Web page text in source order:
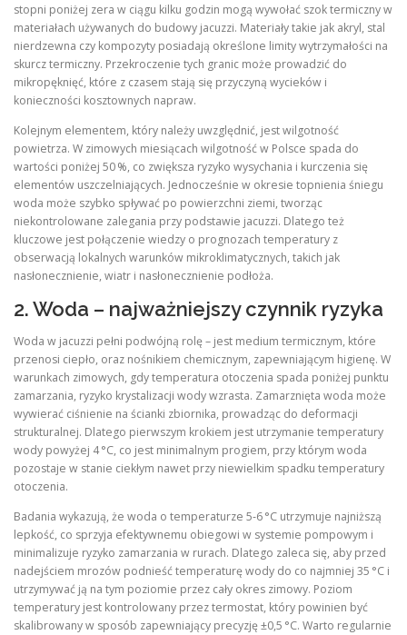
stopni poniżej zera w ciągu kilku godzin mogą wywołać szok termiczny w
materiałach używanych do budowy jacuzzi. Materiały takie jak akryl, stal
nierdzewna czy kompozyty posiadają określone limity wytrzymałości na
skurcz termiczny. Przekroczenie tych granic może prowadzić do
mikropęknięć, które z czasem stają się przyczyną wycieków i
konieczności kosztownych napraw.
Kolejnym elementem, który należy uwzględnić, jest wilgotność
powietrza. W zimowych miesiącach wilgotność w Polsce spada do
wartości poniżej 50 %, co zwiększa ryzyko wysychania i kurczenia się
elementów uszczelniających. Jednocześnie w okresie topnienia śniegu
woda może szybko spływać po powierzchni ziemi, tworząc
niekontrolowane zalegania przy podstawie jacuzzi. Dlatego też
kluczowe jest połączenie wiedzy o prognozach temperatury z
obserwacją lokalnych warunków mikroklimatycznych, takich jak
nasłonecznienie, wiatr i nasłonecznienie podłoża.
2. Woda – najważniejszy czynnik ryzyka
Woda w jacuzzi pełni podwójną rolę – jest medium termicznym, które
przenosi ciepło, oraz nośnikiem chemicznym, zapewniającym higienę. W
warunkach zimowych, gdy temperatura otoczenia spada poniżej punktu
zamarzania, ryzyko krystalizacji wody wzrasta. Zamarznięta woda może
wywierać ciśnienie na ścianki zbiornika, prowadząc do deformacji
strukturalnej. Dlatego pierwszym krokiem jest utrzymanie temperatury
wody powyżej 4 °C, co jest minimalnym progiem, przy którym woda
pozostaje w stanie ciekłym nawet przy niewielkim spadku temperatury
otoczenia.
Badania wykazują, że woda o temperaturze 5‑6 °C utrzymuje najniższą
lepkość, co sprzyja efektywnemu obiegowi w systemie pompowym i
minimalizuje ryzyko zamarzania w rurach. Dlatego zaleca się, aby przed
nadejściem mrozów podnieść temperaturę wody do co najmniej 35 °C i
utrzymywać ją na tym poziomie przez cały okres zimowy. Poziom
temperatury jest kontrolowany przez termostat, który powinien być
skalibrowany w sposób zapewniający precyzję ±0,5 °C. Warto regularnie